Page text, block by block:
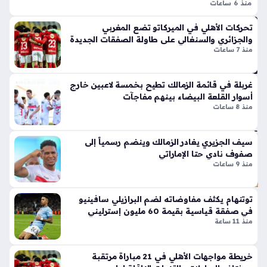
الج
دل
بإ
لا
ق
أيق
ها
الج
دي
دة
ذا
ت
الإث
ني
شر
أس
من
مان
ش
ست
سي
تي
منذ
عة
واح
دة
تح
ذير
ات
ية
من
منذ 6 ساعات
البطولة العربية بتقديم عرض فني قوي أمام نظيره الكويتي، حيث
سيطر الفريق على مجريات اللقاء وحسمه بثلاثة أشواط نظيفة،
تحركات الأهلي في الميركاتو تضع المغربي
والجزائري والسنغالي على طاولة الصفقات الجديدة
منذ 7 ساعات
غربلة في قائمة الزمالك تطيح بخمسة لاعبين خارج
أسوار القلعة البيضاء بينهم مفاجآت
منذ 8 ساعات
سيف الجزيري يغادر الزمالك وينضم رسمياً إلى
صفوف نادي حتا الإماراتي
منذ 9 ساعات
توتنهام يكثف مفاوضاته لضم البرازيلي سافينيو
في صفقة قياسية بقيمة 60 مليون إسترليني
منذ 11 ساعة
خريطة مواجهات الأهلي في 21 مباراة مرتقبة